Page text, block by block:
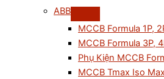
ABB
MCCB Formula 1P,
MCCB Formula 3P,
Phụ Kiện MCCB
MCCB Tmax Iso